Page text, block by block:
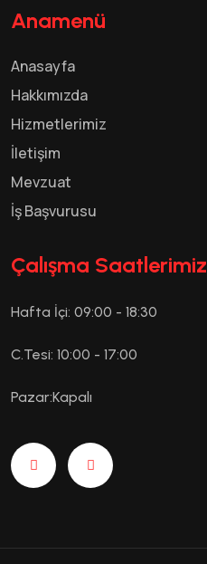
Anamenü
Anasayfa
Hakkımızda
Hizmetlerimiz
İletişim
Mevzuat
İş Başvurusu
Çalışma Saatlerimiz
Hafta İçi: 09:00 - 18:30
C.Tesi: 10:00 - 17:00
Pazar:Kapalı